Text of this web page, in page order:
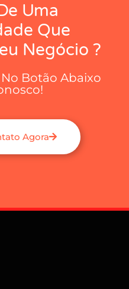
Uma
Que
Negócio ?
Botão Abaixo
Agora